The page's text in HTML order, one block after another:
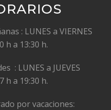
: LUNES a VIERNES
h a 13:30 h.
: LUNES a JUEVES
h a 19:30 h.
por vacaciones: